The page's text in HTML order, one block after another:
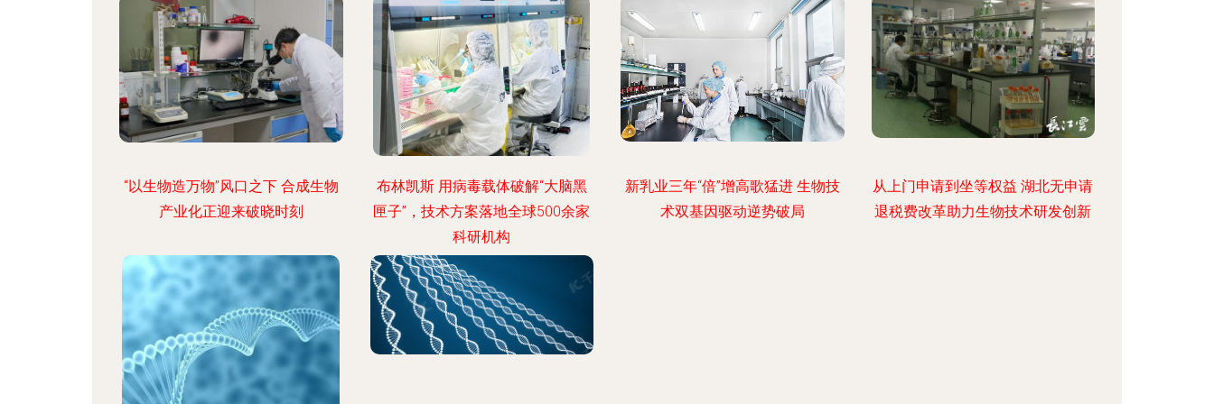
“以生物造万物”风口之下 合成生物
产业化正迎来破晓时刻
布林凯斯 用病毒载体破解“大脑黑
匣子”，技术方案落地全球500余家
科研机构
新乳业三年“倍”增高歌猛进 生物技
术双基因驱动逆势破局
从上门申请到坐等权益 湖北无申请
退税费改革助力生物技术研发创新